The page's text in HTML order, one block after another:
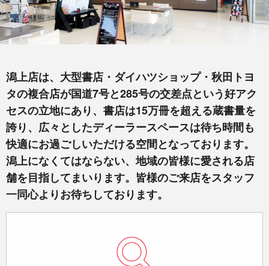
潟上店は、大型書店・ダイハツショップ・秋田トヨ
タの複合店が国道7号と285号の交差点という好アク
セスの立地にあり、書店は15万冊を超える蔵書量を
誇り、広々としたディーラースペースは待ち時間も
快適にお過ごしいただける空間となっております。
潟上になくてはならない、地域の皆様に愛される店
舗を目指してまいります。皆様のご来店をスタッフ
一同心よりお待ちしております。